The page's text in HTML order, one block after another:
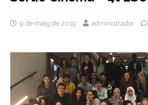
9 de maig de 2019 administrador